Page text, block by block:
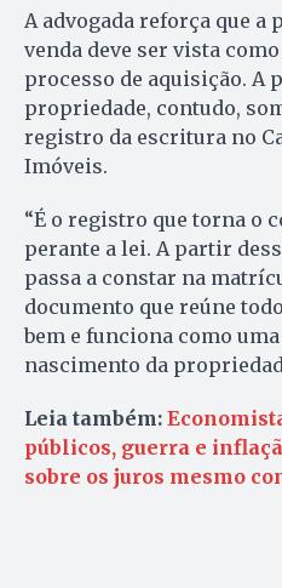
A advogada reforça que a
venda deve ser vista
processo de aquisição. A
propriedade, contudo,
registro da escritura no
Imóveis.
“É o registro que torna o
perante a lei. A partir
passa a constar na
documento que reúne
bem e funciona como
nascimento da
Leia também:
públicos, guerra e
sobre os juros mesmo